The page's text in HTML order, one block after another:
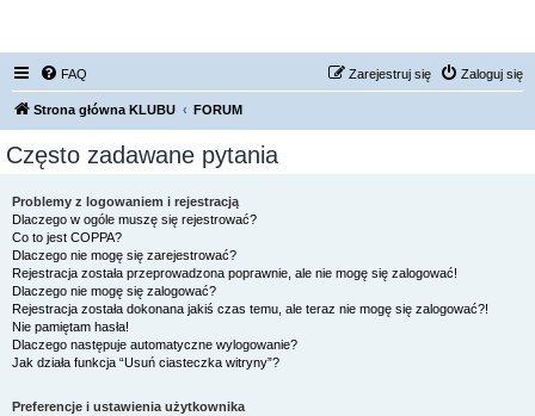
FAQ Zaloguj się
Zarejestruj się
Strona główna KLUBU FORUM
Często zadawane pytania
Problemy z logowaniem i rejestracją
Dlaczego w ogóle muszę się rejestrować?
Co to jest COPPA?
Dlaczego nie mogę się zarejestrować?
Rejestracja została przeprowadzona poprawnie, ale nie mogę się zalogować!
Dlaczego nie mogę się zalogować?
Rejestracja została dokonana jakiś czas temu, ale teraz nie mogę się zalogować?!
Nie pamiętam hasła!
Dlaczego następuje automatyczne wylogowanie?
Jak działa funkcja “Usuń ciasteczka witryny”?
Preferencje i ustawienia użytkownika